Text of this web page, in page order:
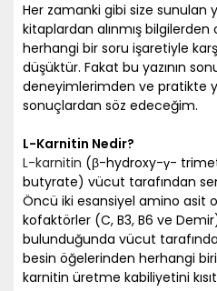
Her zamanki gibi size sunulan
kitaplardan alınmış
herhangi bir soru işaretiyle
düşüktür. Fakat bu yazının
deneyimlerimden ve pratikte
sonuçlardan söz edeceğim.
L-Karnitin Nedir?
L-karnitin (β-hydroxy-γ-
butyrate) vücut tarafından
Öncü iki esansiyel amino asit
kofaktörler (C, B3, B6 ve
bulunduğunda vücut
besin öğelerinden herhangi
karnitin üretme kabiliyetini